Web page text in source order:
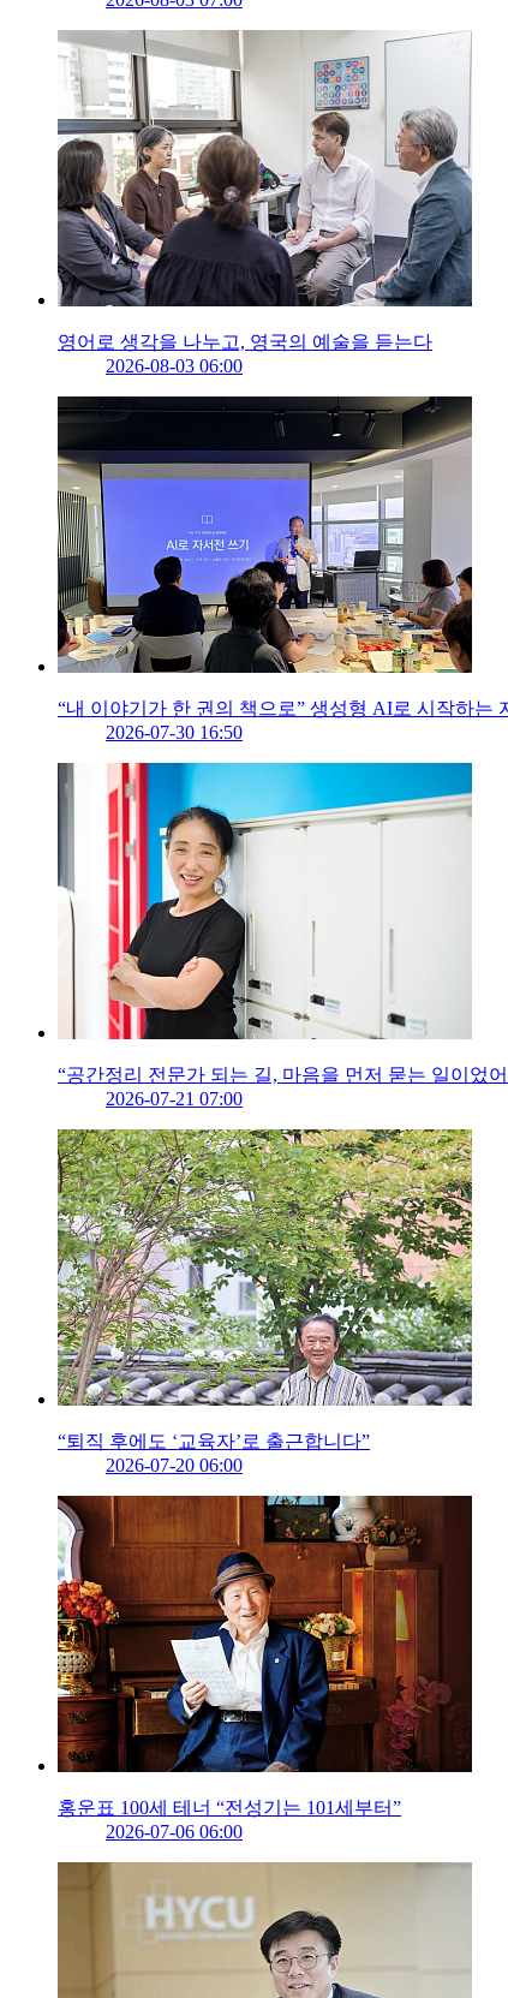
영어로 생각을 나누고, 영국의 예술을 듣는다
2026-08-03 06:00
“내 이야기가 한 권의 책으로” 생성형 AI로 시작하는
2026-07-30 16:50
“공간정리 전문가 되는 길, 마음을 먼저 묻는 일이었
2026-07-21 07:00
“퇴직 후에도 ‘교육자’로 출근합니다”
2026-07-20 06:00
홍운표 100세 테너 “전성기는 101세부터”
2026-07-06 06:00